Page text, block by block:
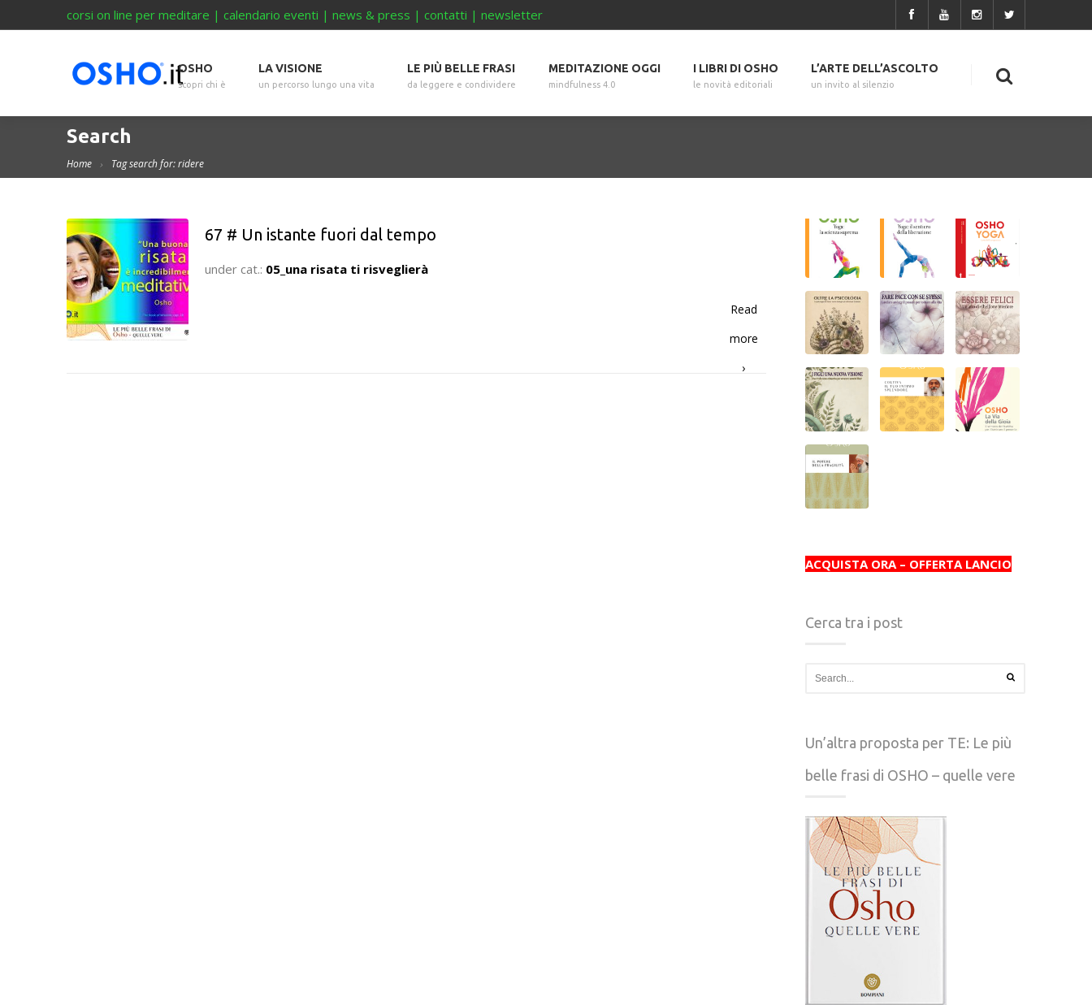
corsi on line per meditare | calendario eventi | news & press | contatti | newsletter
OSHO
scopri chi è
LA VISIONE
un percorso lungo una vita
LE PIÙ BELLE FRASI
da leggere e condividere
MEDITAZIONE OGGI
mindfulness 4.0
I LIBRI DI OSHO
le novità editoriali
L’ARTE DELL’ASCOLTO
un invito al silenzio
Search
Home Tag search for: ridere
67 # Un istante fuori dal tempo
under cat.: 05_una risata ti risveglierà
Read
more
›
ACQUISTA ORA – OFFERTA LANCIO
Cerca tra i post
Un’altra proposta per TE: Le più
belle frasi di OSHO – quelle vere